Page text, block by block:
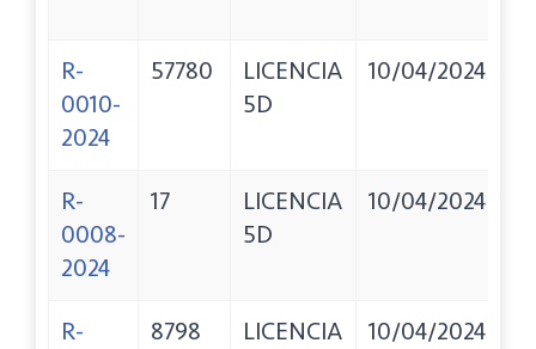
R-
0010-
2024
57780
LICENCIA
5D
10/04/2024
R-
0008-
2024
17
LICENCIA
5D
10/04/2024
R-
8798
LICENCIA
10/04/2024